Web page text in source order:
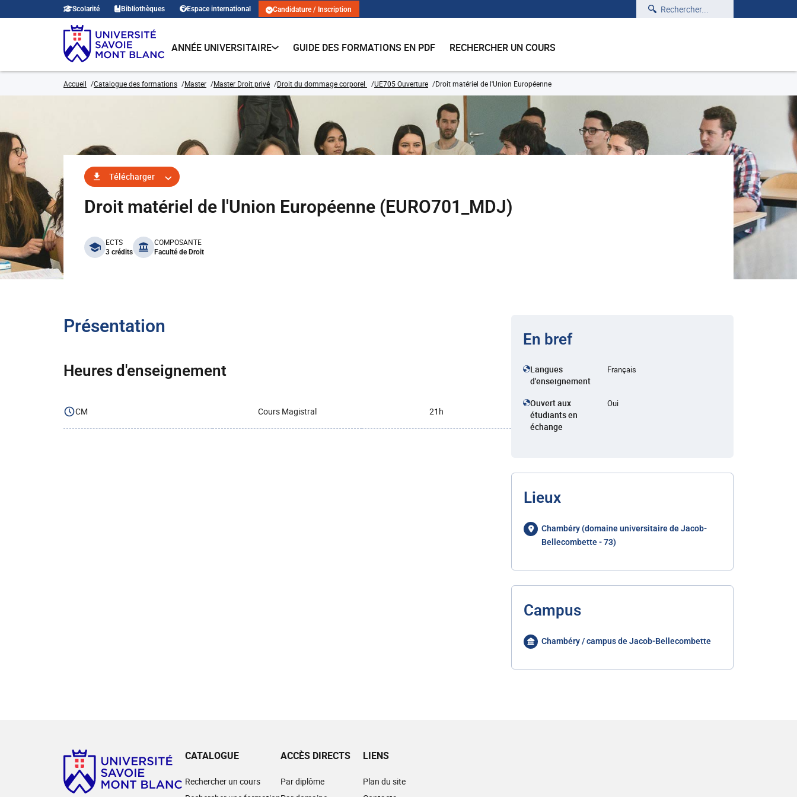
Scolarité Bibliothèques Espace international Candidature / Inscription Rechercher
ANNÉE UNIVERSITAIRE GUIDE DES FORMATIONS EN PDF RECHERCHER UN COURS
Accueil Catalogue des formations Master Master Droit privé Droit du dommage corporel UE705 Ouverture Droit matériel de l'Union Européenne
Télécharger
Droit matériel de l'Union Européenne (EURO701_MDJ)
benefits
ECTS
3 crédits
COMPOSANTE
Faculté de Droit
Présentation
Heures d'enseignement
CM Cours Magistral 21h
En bref
Langues
d'enseignement
Français
Ouvert aux
étudiants en
échange
Oui
Lieux
Chambéry (domaine universitaire de Jacob-
Bellecombette - 73)
Campus
Chambéry / campus de Jacob-Bellecombette
CATALOGUE
Rechercher un cours
ACCÈS DIRECTS
Par diplôme
LIENS
Plan du site